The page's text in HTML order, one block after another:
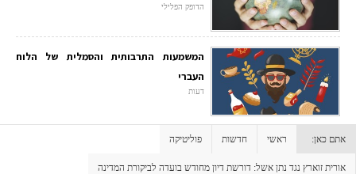
הדופק הפלילי
המשמעות התרבותית והסמלית של הלוח
העברי
דעות
אתם כאן: ראשי חדשות פוליטיקה
אורית זוארץ נגד נתן אשל: דורשת דיון מחודש בועדה לביקורת המדינה